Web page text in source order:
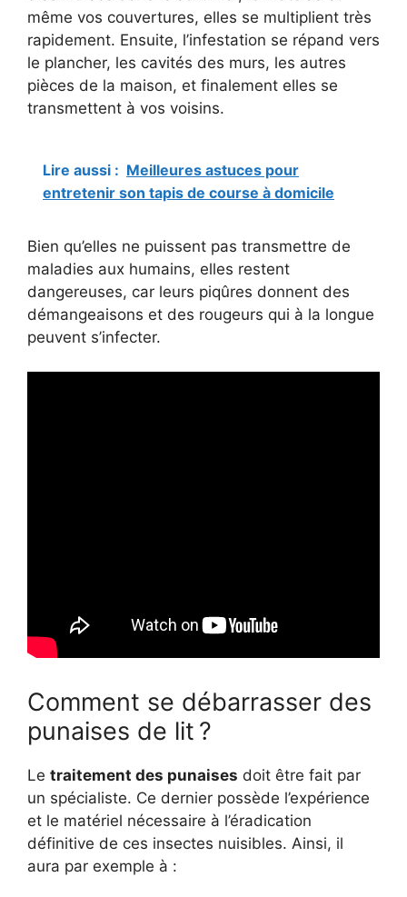
même vos couvertures, elles se multiplient très
rapidement. Ensuite, l’infestation se répand vers
le plancher, les cavités des murs, les autres
pièces de la maison, et finalement elles se
transmettent à vos voisins.
Lire aussi : Meilleures astuces pour
entretenir son tapis de course à domicile
Bien qu’elles ne puissent pas transmettre de
maladies aux humains, elles restent
dangereuses, car leurs piqûres donnent des
démangeaisons et des rougeurs qui à la longue
peuvent s’infecter.
Comment se débarrasser des
punaises de lit ?
Le traitement des punaises doit être fait par
un spécialiste. Ce dernier possède l’expérience
et le matériel nécessaire à l’éradication
définitive de ces insectes nuisibles. Ainsi, il
aura par exemple à :